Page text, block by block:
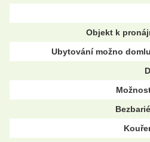
Objekt k
Ubytování možno